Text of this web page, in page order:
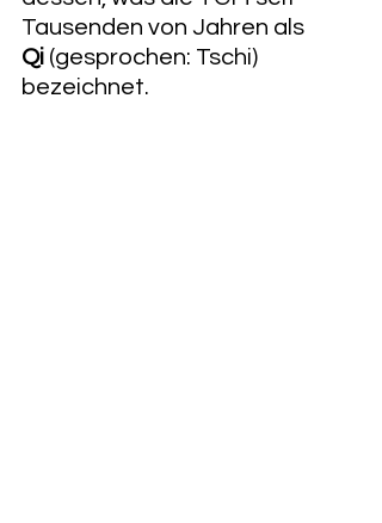
Tausenden von Jahren als
Qi (gesprochen: Tschi)
bezeichnet.